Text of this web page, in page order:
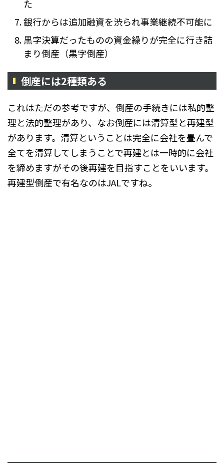
た
銀行からは追加融資を渋られ事業継続不可能に
黒字決算だったものの資金繰りが完全に行き詰
まり倒産（黒字倒産）
倒産には2種類ある
これはただの参考ですが、倒産の手続きには私的整
理と法的整理があり、なお倒産には清算型と再建型
があります。清算ということは完全に会社を畳んで
全てを清算してしまうことで再建とは一時的に会社
を締めますがその後再建を目指すことをいいます。
再建型倒産で有名なのはJALですね。